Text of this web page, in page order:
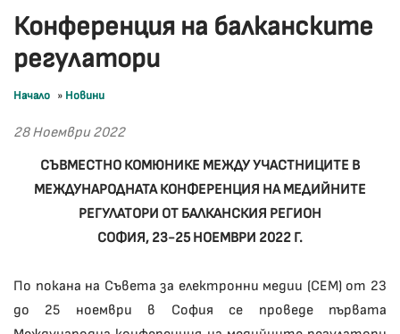
Конференция на балканските
регулатори
Начало » Новини
28 Ноември 2022
СЪВМЕСТНО КОМЮНИКЕ МЕЖДУ УЧАСТНИЦИТЕ В
МЕЖДУНАРОДНАТА КОНФЕРЕНЦИЯ НА МЕДИЙНИТЕ
РЕГУЛАТОРИ ОТ БАЛКАНСКИЯ РЕГИОН
СОФИЯ, 23-25 НОЕМВРИ 2022 Г.
По покана на Съвета за електронни медии (СЕМ) от 23
до 25 ноември в София се проведе първата